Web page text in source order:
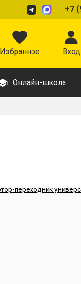
+7
Избранное Вход
Онлайн-школа